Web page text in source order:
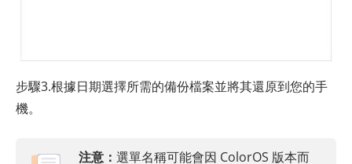
步驟3.根據日期選擇所需的備份檔案並將其還原到您的手
機。
注意： 選單名稱可能會因 ColorOS 版本而